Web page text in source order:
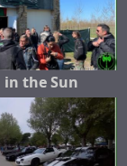
in the Sun